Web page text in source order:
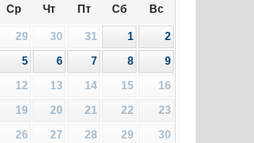
Ср Чт Пт Сб Вс
29 30 31 1
2
5 6 7 8
9
12 13 14 15
16
19 20 21 22
23
26 27 28 29
30